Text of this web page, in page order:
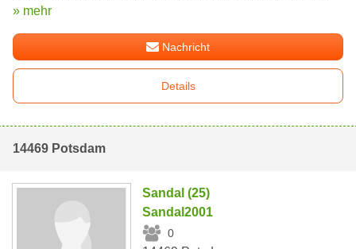
» mehr
Nachricht
Details
14469 Potsdam
Sandal (25)
Sandal2001
0